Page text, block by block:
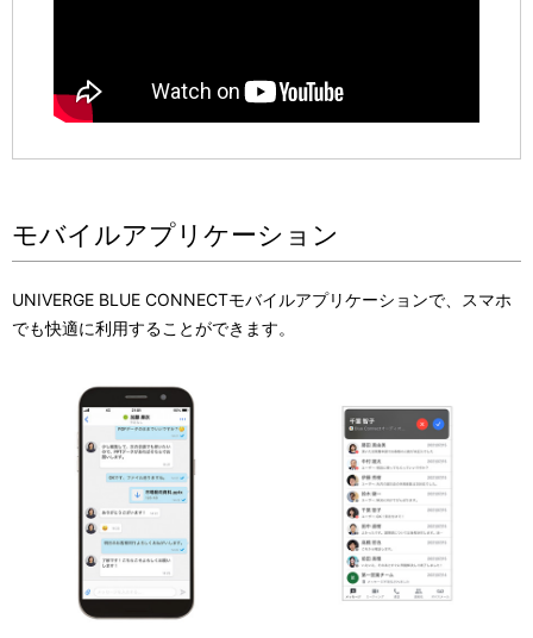
モバイルアプリケーション
UNIVERGE BLUE CONNECTモバイルアプリケーションで、スマホ
でも快適に利用することができます。